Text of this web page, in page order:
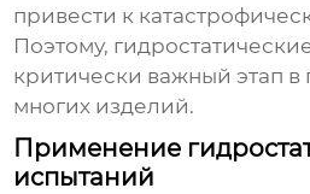
привести к
Поэтому,
критически важный этап в
многих изделий.
Применение
испытаний